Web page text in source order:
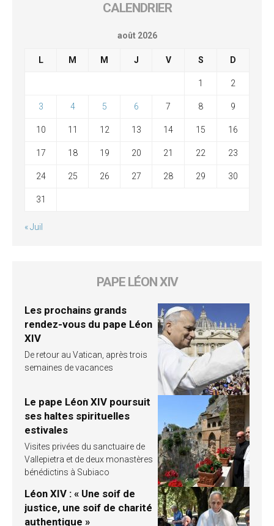
CALENDRIER
août 2026
L M M J V S D
1 2
3 4 5 6 7 8 9
10 11 12 13 14 15 16
17 18 19 20 21 22 23
24 25 26 27 28 29 30
31
« Juil
PAPE LÉON XIV
Les prochains grands
rendez-vous du pape Léon
XIV
De retour au Vatican, après trois
semaines de vacances
Le pape Léon XIV poursuit
ses haltes spirituelles
estivales
Visites privées du sanctuaire de
Vallepietra et de deux monastères
bénédictins à Subiaco
Léon XIV : « Une soif de
justice, une soif de charité
authentique »